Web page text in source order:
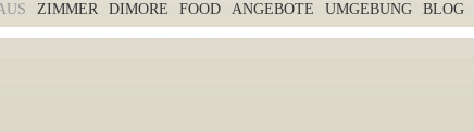
ZIMMER DIMORE FOOD ANGEBOTE UMGEBUNG BLOG